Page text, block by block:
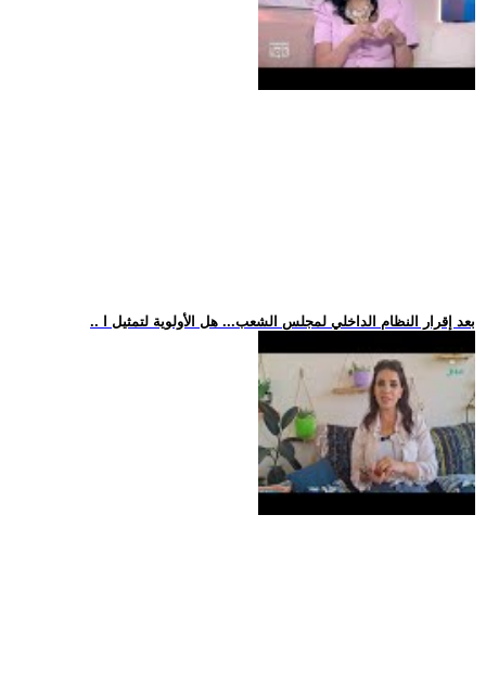
.. بعد إقرار النظام الداخلي لمجلس الشعب... هل الأولوية لتمثيل ا